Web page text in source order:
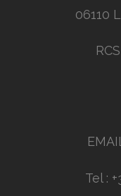
06110
Tel :